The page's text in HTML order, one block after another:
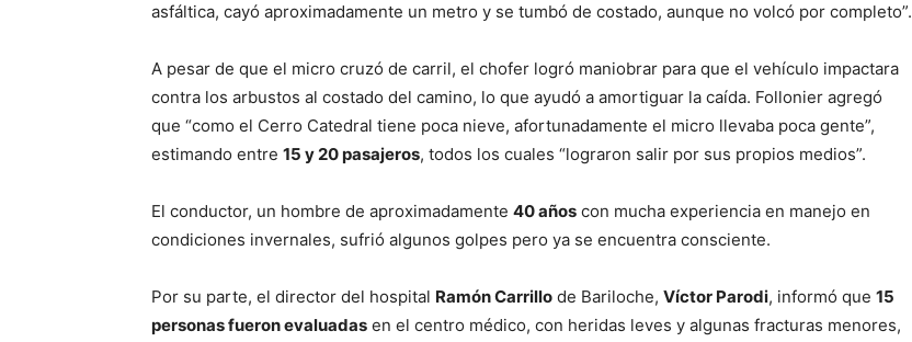
asfáltica, cayó aproximadamente un metro y se tumbó de costado, aunque no volcó por completo”.
A pesar de que el micro cruzó de carril, el chofer logró maniobrar para que el vehículo impactara
contra los arbustos al costado del camino, lo que ayudó a amortiguar la caída. Follonier agregó
que “como el Cerro Catedral tiene poca nieve, afortunadamente el micro llevaba poca gente”,
estimando entre 15 y 20 pasajeros, todos los cuales “lograron salir por sus propios medios”.
El conductor, un hombre de aproximadamente 40 años con mucha experiencia en manejo en
condiciones invernales, sufrió algunos golpes pero ya se encuentra consciente.
Por su parte, el director del hospital Ramón Carrillo de Bariloche, Víctor Parodi, informó que 15
personas fueron evaluadas en el centro médico, con heridas leves y algunas fracturas menores,